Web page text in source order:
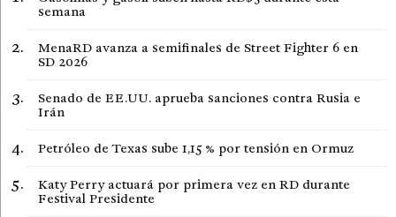
semana
MenaRD avanza a semifinales de Street Fighter 6 en
SD 2026
Senado de EE.UU. aprueba sanciones contra Rusia e
Irán
Petróleo de Texas sube 1,15 % por tensión en Ormuz
Katy Perry actuará por primera vez en RD durante
Festival Presidente